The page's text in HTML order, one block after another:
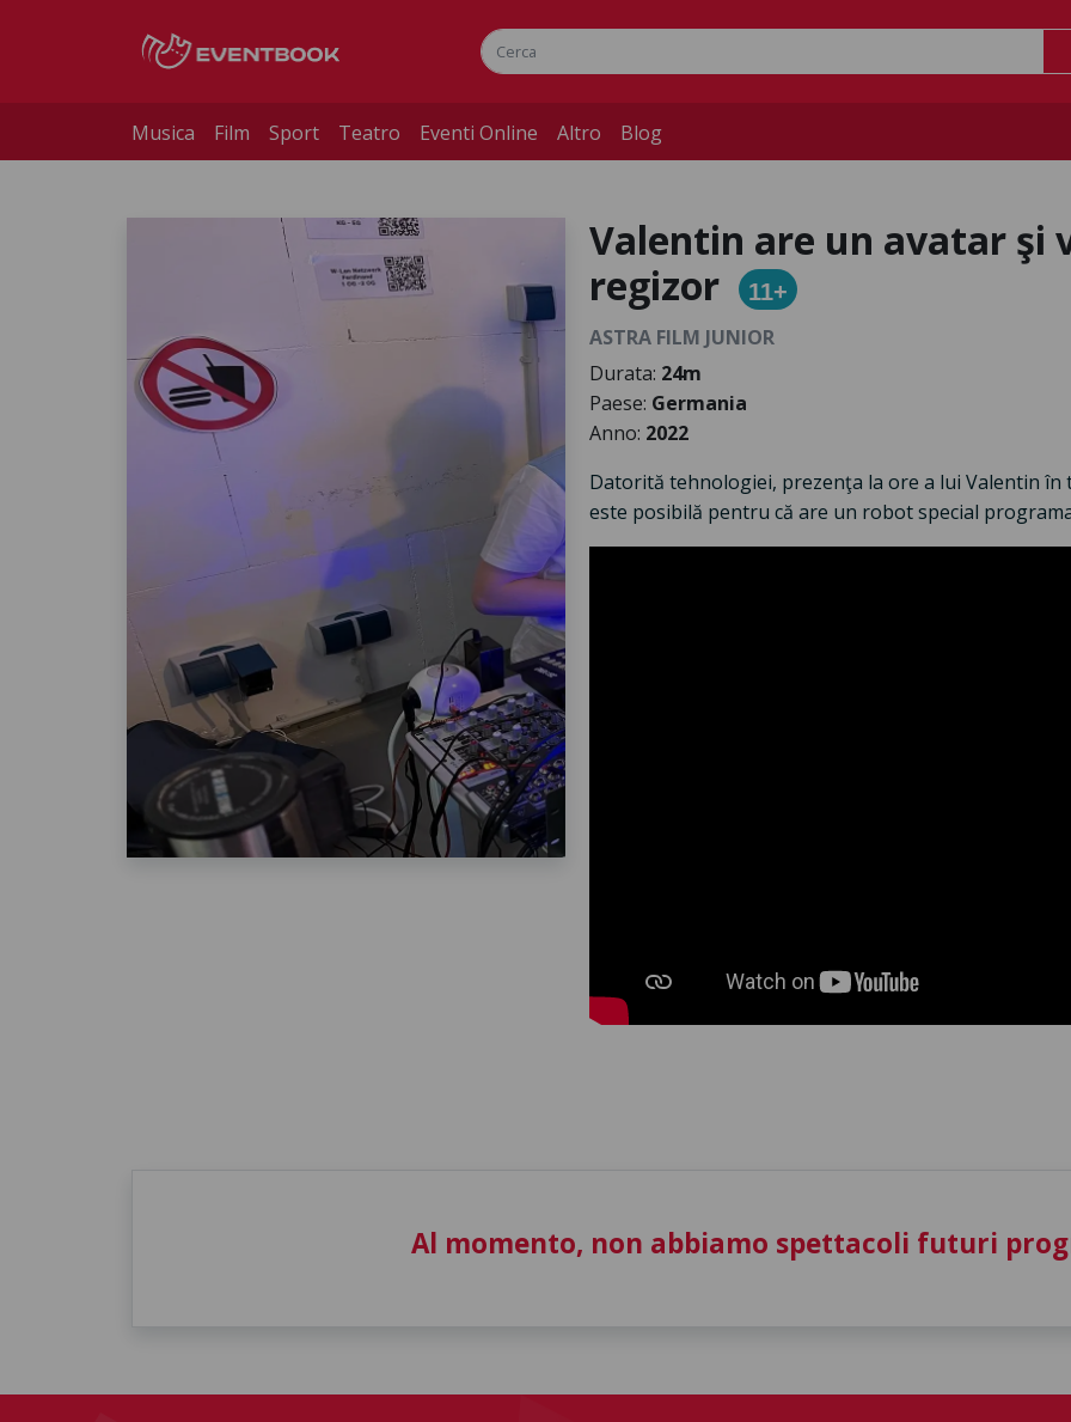
Musica Film Sport Teatro Eventi Online Altro Blog
Valentin are un avatar şi
regizor
11+
ASTRA FILM JUNIOR
Durata: 24m
Paese: Germania
Anno: 2022
Datorită tehnologiei, prezenţa la ore a lui Valentin în
este posibilă pentru că are un robot special
Al momento, non abbiamo spettacoli futuri